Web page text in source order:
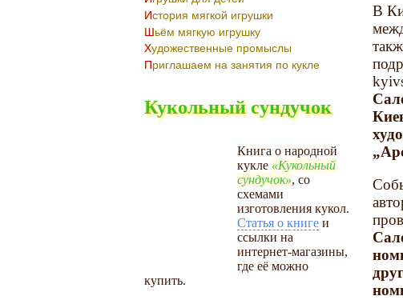
История мягкой игрушки
Шьём мягкую игрушку
Художественные промыслы
Приглашаем на занятия по кукле
Кукольный сундучок
Книга о народной
кукле
Кукольный
сундучок , со
схемами
изготовления кукол.
Статья о книге и
ссылки на
интернет-магазины,
где её можно
купить.
В